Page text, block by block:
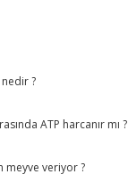
nedir ?
ATP harcanır mı ?
meyve veriyor ?